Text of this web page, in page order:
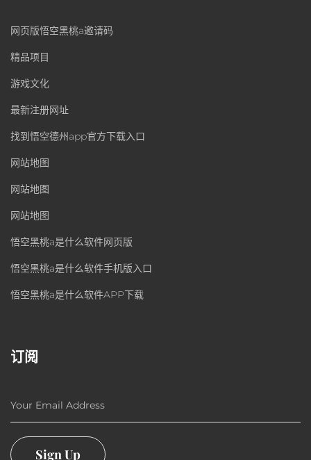
网页版悟空黑桃a邀请码
精品项目
游戏文化
最新注册网址
找到悟空德州app官方下载入口
网站地图
网站地图
网站地图
悟空黑桃a是什么软件网页版
悟空黑桃a是什么软件手机版入口
悟空黑桃a是什么软件APP下载
订阅
Your Email Address
Sign Up